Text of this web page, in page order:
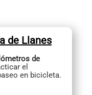
de Llanes
de
el
en bicicleta.